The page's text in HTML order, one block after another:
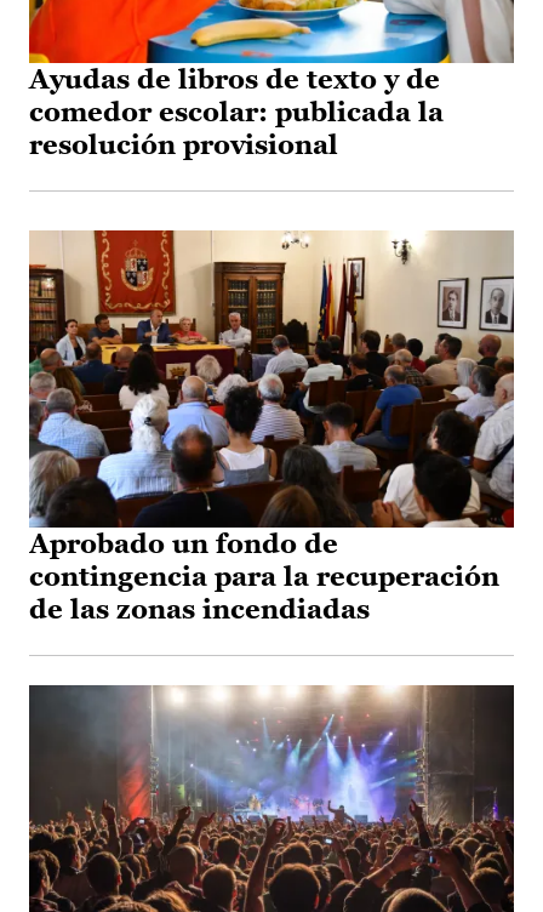
Ayudas de libros de texto y de
comedor escolar: publicada la
resolución provisional
Aprobado un fondo de
contingencia para la recuperación
de las zonas incendiadas